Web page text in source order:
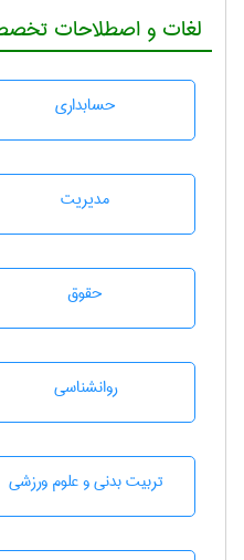
لغات و اصطلاحات
حسابداری
مديريت
حقوق
روانشناسی
تربيت بدنی و علوم ورزشی